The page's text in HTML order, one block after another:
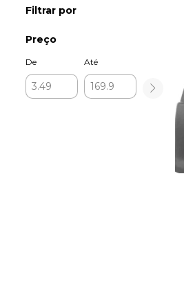
Filtrar por
Preço
De Até